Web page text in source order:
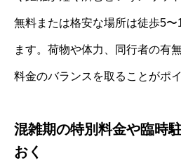
無料または格安な場所は徒歩5〜
ます。荷物や体力、同行者の有
料金のバランスを取ることがポイ
混雑期の特別料金や臨時
おく